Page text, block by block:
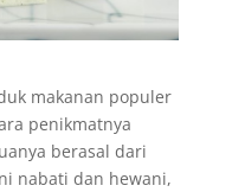
makanan populer
penikmatnya
berasal dari
nabati dan hewani,